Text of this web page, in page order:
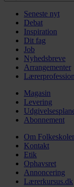
Seneste nyt
Debat
Inspiration
Dit fag
Job
Nyhedsbreve
Arrangementer
Magasin
Levering
Abonnement
Om
Kontakt
Etik
Ophavsret
Annoncering
Lærerkursus.dk